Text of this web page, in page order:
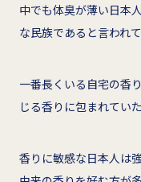
中でも体臭が薄い日本
な民族であると言われて
一番長くいる自宅の香
じる香りに包まれてい
香りに敏感な日本人は